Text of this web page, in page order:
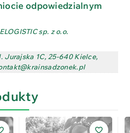
odpowiedzialnym
sp. z o.o.
Jurajska 1C, 25-640 Kielce,